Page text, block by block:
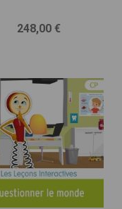
Prix
248,00 €